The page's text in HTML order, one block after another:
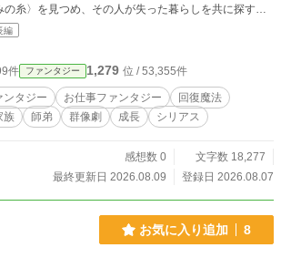
の糸〉を見つめ、その人が失った暮らしを共に探す、
〈作業療法士〉だった。 身体を治せば、人は元の
そんな王国の常識に疑問を抱きながら、
は「まだ決められない」と願う人々に寄り添ってい
もとを訪れる。 十三歳の養女ミナが、一枚の置
て消えたのだ。 『少しだけ、誰の娘でもない日
解放されるという〈無憂教会〉。 だが、彼女から伸
い糸の先には、死んだはずのアルドの師と、人から苦
選び続けなければならないのか。 これは、誰かを
おり」にするのではなく、迷い、拒み、選び直せる明
編
件 ファンタジー 1,279 位 / 53,355件
ンタジー お仕事ファンタジー
回復魔法
族 師弟 群像劇 成長 シリアス
感想数 0
文字数 18,277
最終更新日 2026.08.09
登録日 2026.08.07
お気に入り追加 8